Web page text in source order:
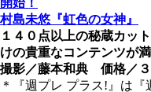
村島未悠『虹色の女神』
１４０点以上の秘蔵カッ
けの貴重なコンテンツが満
撮影／藤本和典 価格／３
＊『週プレ プラス!』は